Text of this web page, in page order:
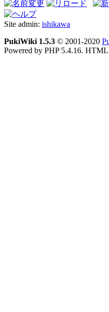
Site admin: ishikawa
PukiWiki 1.5.3 © 2001-2020
Powered by PHP 5.4.16. HTML